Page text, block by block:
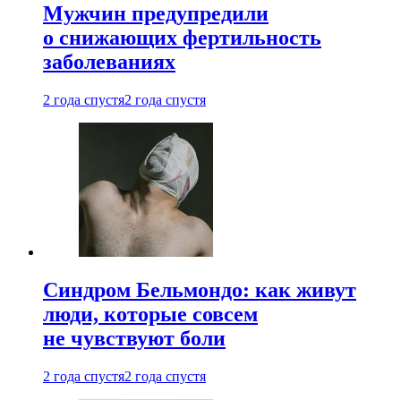
Мужчин предупредили
о снижающих фертильность
заболеваниях
2 года спустя2 года спустя
Синдром Бельмондо: как живут
люди, которые совсем
не чувствуют боли
2 года спустя2 года спустя